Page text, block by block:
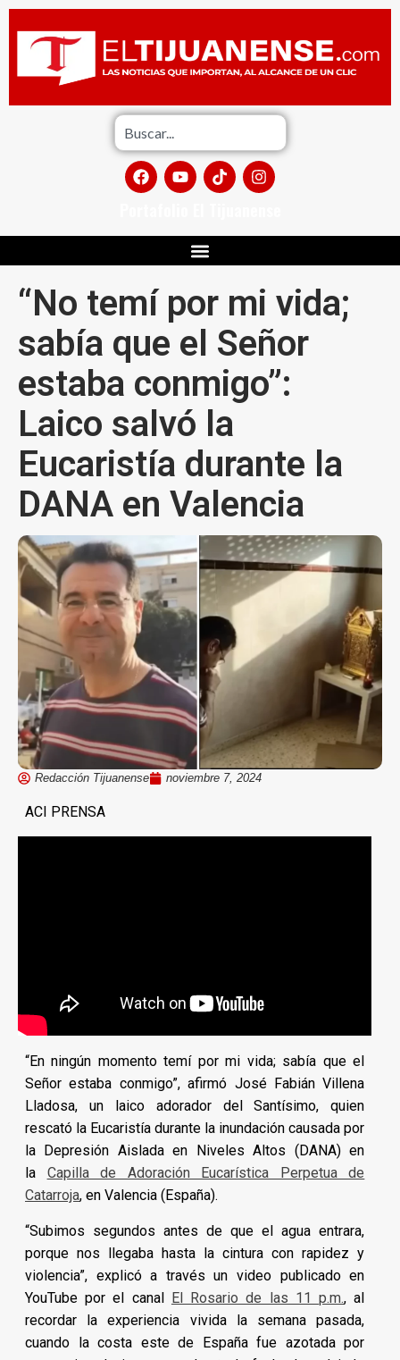
“No temí por mi vida;
sabía que el Señor
estaba conmigo”:
Laico salvó la
Eucaristía durante la
DANA en Valencia
Redacción Tijuanense noviembre 7, 2024
ACI PRENSA
“En ningún momento temí por mi vida; sabía que el
Señor estaba conmigo”, afirmó José Fabián Villena
Lladosa, un laico adorador del Santísimo, quien
rescató la Eucaristía durante la inundación causada por
la Depresión Aislada en Niveles Altos (DANA) en
la Capilla de Adoración Eucarística Perpetua de
Catarroja, en Valencia (España).
“Subimos segundos antes de que el agua entrara,
porque nos llegaba hasta la cintura con rapidez y
violencia”, explicó a través un video publicado en
YouTube por el canal El Rosario de las 11 p.m., al
recordar la experiencia vivida la semana pasada,
cuando la costa este de España fue azotada por